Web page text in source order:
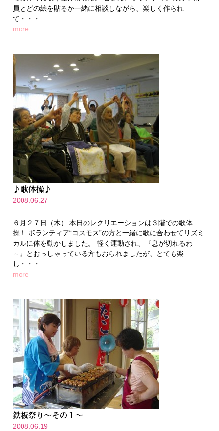
員とどの絵を貼るか一緒に相談しながら、楽しく作られ
て・・・
more
♪歌体操♪
2008.06.27
６月２７日（木） 本日のレクリエーションは３階での歌体
操！ ボランティア“コスモス”の方と一緒に歌に合わせてリズミ
カルに体を動かしました。 軽く運動され、『息が切れるわ
～』とおっしゃっている方もおられましたが、とても楽
し・・・
more
鉄板祭り～その１～
2008.06.19